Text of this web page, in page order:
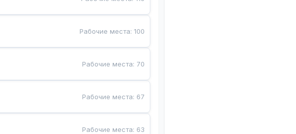
Рабочие места:100
Рабочие места: 70
Рабочие места: 67
Рабочие места: 63